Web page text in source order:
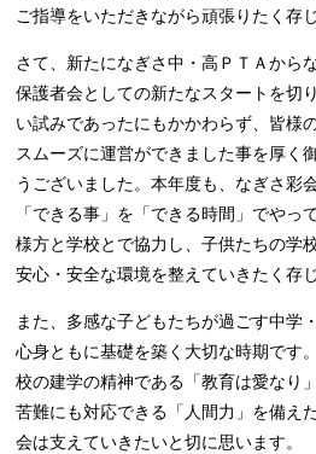
ご指導をいただきながら頑張りたく存
さて、新たになぎさ中・高ＰＴＡから
保護者会としての新たなスタートを切
い試みであったにもかかわらず、皆様
スムーズに運営ができました事を厚く
うございました。本年度も、なぎさ彩
「できる事」を「できる時間」でやっ
様方と学校とで協力し、子供たちの学
安心・安全な環境を整えていきたく存じ
また、多感な子どもたちが過ごす中学
心身ともに基礎を築く大切な時期です
校の建学の精神である「教育は愛なり
苦難にも対応できる「人間力」を備え
会は支えていきたいと切に思います。